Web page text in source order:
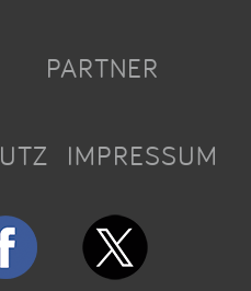
PARTNER
IMPRESSUM